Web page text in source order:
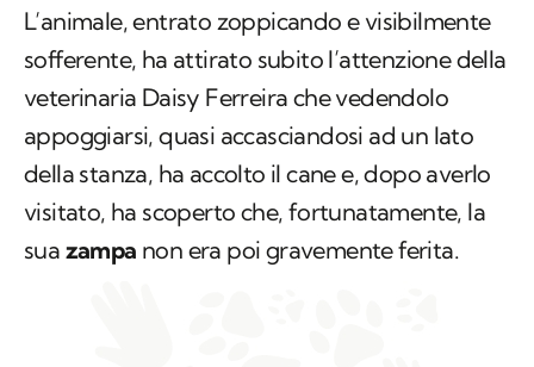
L’animale, entrato zoppicando e visibilmente
sofferente, ha attirato subito l’attenzione della
veterinaria Daisy Ferreira che vedendolo
appoggiarsi, quasi accasciandosi ad un lato
della stanza, ha accolto il cane e, dopo averlo
visitato, ha scoperto che, fortunatamente, la
sua zampa non era poi gravemente ferita.